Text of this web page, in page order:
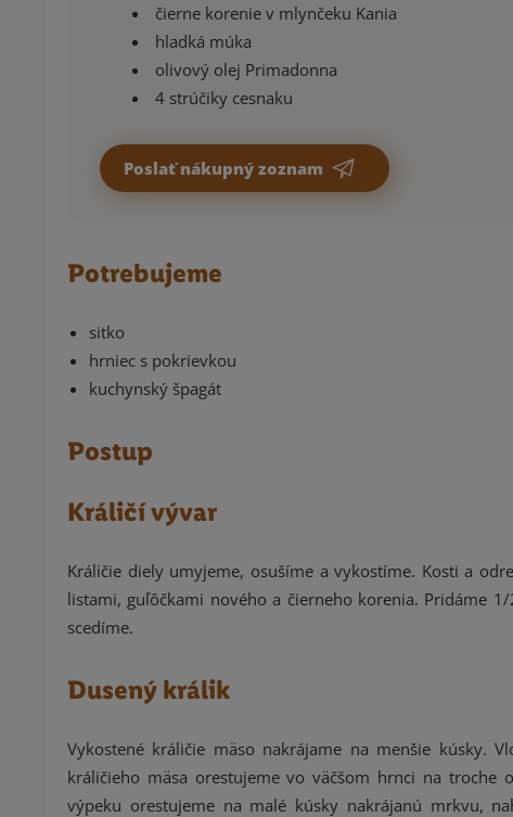
čierne korenie v mlynčeku Kania
hladká múka
olivový olej Primadonna
4 strúčiky cesnaku
Poslať nákupný zoznam
Potrebujeme
sitko
hrniec s pokrievkou
kuchynský špagát
Postup
Králičí vývar
Králičie diely umyjeme, osušíme a vykostíme. Kosti a
listami, guľôčkami nového a čierneho korenia. Pridáme
scedíme.
Dusený králik
Vykostené králičie mäso nakrájame na menšie kúsky.
králičieho mäsa orestujeme vo väčšom hrnci na troche
výpeku orestujeme na malé kúsky nakrájanú mrkvu,